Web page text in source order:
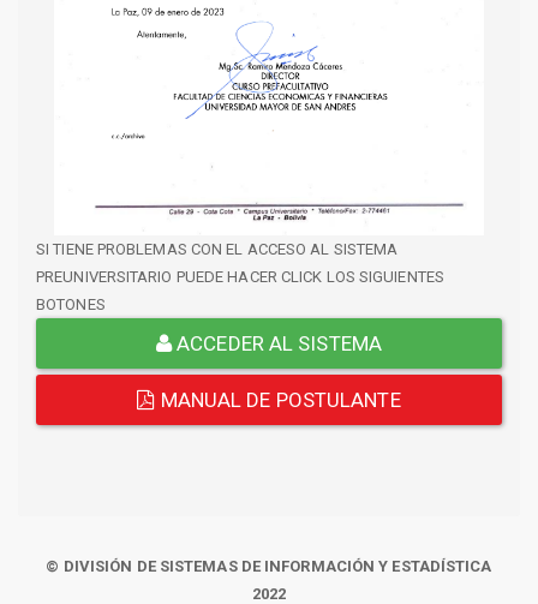
SI TIENE PROBLEMAS CON EL ACCESO AL SISTEMA
PREUNIVERSITARIO PUEDE HACER CLICK LOS SIGUIENTES
BOTONES
ACCEDER AL SISTEMA
MANUAL DE POSTULANTE
© DIVISIÓN DE SISTEMAS DE INFORMACIÓN Y ESTADÍSTICA
2022